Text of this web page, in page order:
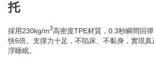
托
採用230kg/m3高密度TPE材質，0.3秒瞬間回
快5倍。支撐力十足，不陷床、不黏身，實現真
浮睡眠。